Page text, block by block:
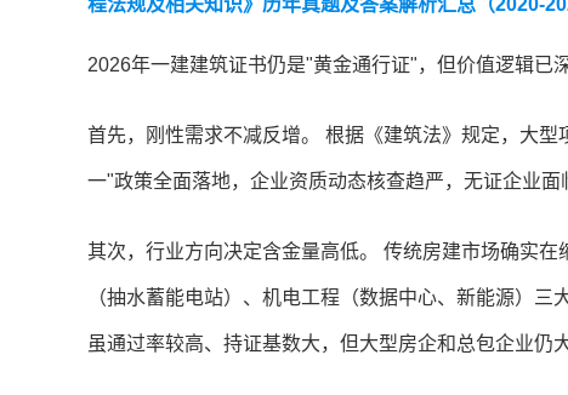
程法规及相关知识》历年真题及答案解析汇总（2020-
总（2020-2025年）】
2026年一建建筑证书仍是"黄金通行证"，但价值逻辑已
首先，刚性需求不减反增。 根据《建筑法》规定，大
一"政策全面落地，企业资质动态核查趋严，无证企业面
其次，行业方向决定含金量高低。 传统房建市场确实
（抽水蓄能电站）、机电工程（数据中心、新能源）
虽通过率较高、持证基数大，但大型房企和总包企业仍